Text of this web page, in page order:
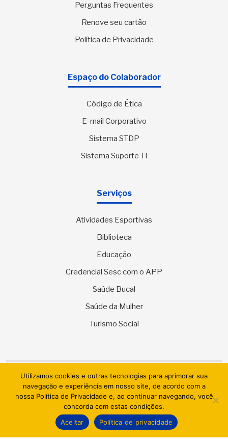
Perguntas Frequentes
Renove seu cartão
Política de Privacidade
Espaço do Colaborador
Código de Ética
E-mail Corporativo
Sistema STDP
Sistema Suporte TI
Serviços
Atividades Esportivas
Biblioteca
Educação
Credencial Sesc com o APP
Saúde Bucal
Saúde da Mulher
Turismo Social
© 2026 SESC Sergipe - Serviço Social do Comércio. Todos os
direitos reservados.
AI.BRAZIL TECHNOLOGIES & DATACENTER LTDA
Utilizamos cookies e outras tecnologias para aprimorar sua
navegação e experiência em nosso site, de acordo com a
nossa Política de Privacidade e, ao continuar navegando, você
concorda com estas condições.
Aceitar
Política de privacidade